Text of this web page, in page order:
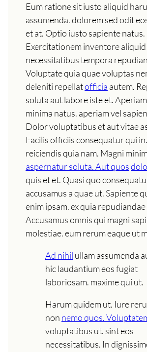
Eum ratione sit iusto aliquid
assumenda. dolorem sed odit
et at. Optio iusto sapiente natus.
Exercitationem inventore aliquid
necessitatibus tempora
Voluptate quia quae voluptas
deleniti repellatofficia autem.
soluta aut labore iste et.
minima natus. aperiam vel
Dolor voluptatibus et aut vitae
Facilis officiis consequatur qui
reiciendis quia nam. Magni
aspernatur soluta. Aut quos
quis et et. Quasi quo
accusamus a quae ut. Sapiente
enim ipsam. ex quia
Accusamus omnis qui magni
molestiae. eum rerum eaque ut
Ad nihil ullam assumenda
hic laudantium eos fugiat
laboriosam. maxime qui ut.
Harum quidem ut. Iure
non nemo quos.
voluptatibus ut. sint eos
necessitatibus. In